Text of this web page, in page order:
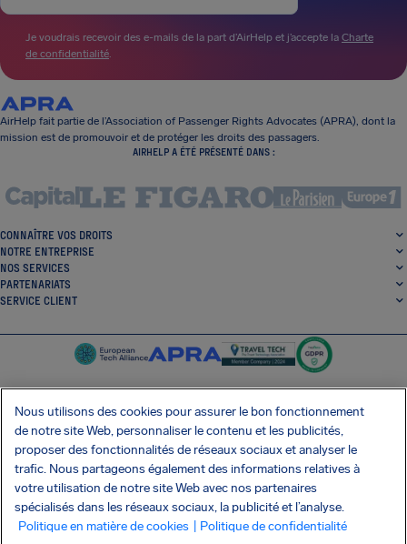
Je voudrais recevoir des e-mails de la part d’AirHelp et j’accepte la Charte
de confidentialité.
AirHelp fait partie de l’Association of Passenger Rights Advocates (APRA), dont la
mission est de promouvoir et de protéger les droits des passagers.
AIRHELP A ÉTÉ PRÉSENTÉ DANS :
CONNAÎTRE VOS DROITS
NOTRE ENTREPRISE
NOS SERVICES
PARTENARIATS
SERVICE CLIENT
SocialFacebook
SocialTwitter
SocialInstagram
SocialLinkedin
OBTENEZ NOTRE APPLI GRATUITE
Nous utilisons des cookies pour assurer le bon fonctionnement
de notre site Web, personnaliser le contenu et les publicités,
proposer des fonctionnalités de réseaux sociaux et analyser le
trafic. Nous partageons également des informations relatives à
votre utilisation de notre site Web avec nos partenaires
spécialisés dans les réseaux sociaux, la publicité et l’analyse.
Politique en matière de cookies
| Politique de confidentialité